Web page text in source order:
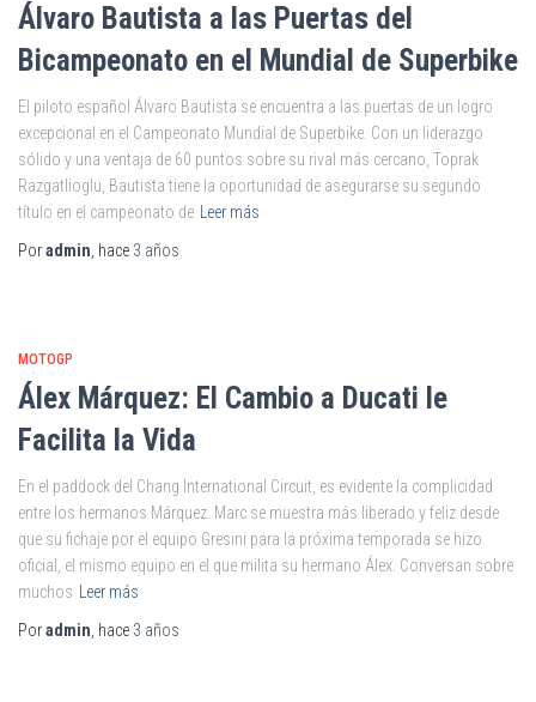
Álvaro Bautista a las Puertas del
Bicampeonato en el Mundial de Superbike
El piloto español Álvaro Bautista se encuentra a las puertas de un logro
excepcional en el Campeonato Mundial de Superbike. Con un liderazgo
sólido y una ventaja de 60 puntos sobre su rival más cercano, Toprak
Razgatlioglu, Bautista tiene la oportunidad de asegurarse su segundo
título en el campeonato de
Leer más
Poradmin , hace 3 años
MOTOGP
Álex Márquez: El Cambio a Ducati le
Facilita la Vida
En el paddock del Chang International Circuit, es evidente la complicidad
entre los hermanos Márquez. Marc se muestra más liberado y feliz desde
que su fichaje por el equipo Gresini para la próxima temporada se hizo
oficial, el mismo equipo en el que milita su hermano Álex. Conversan sobre
muchos
Leer más
Poradmin , hace 3 años